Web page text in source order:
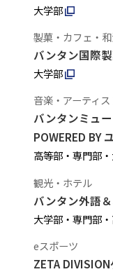
大学部
製菓・カフェ・
バンタン国際
大学部
音楽・アーティ
バンタンミュ
POWERED BY
高等部・専門部
観光・ホテル
バンタン外語
大学部・専門部
eスポーツ
ZETA